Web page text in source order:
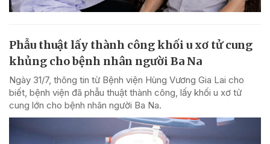
Phẫu thuật lấy thành công khối u xơ tử cung
khủng cho bệnh nhân người Ba Na
Ngày 31/7, thông tin từ Bệnh viện Hùng Vương Gia Lai cho
biết, bệnh viện đã phẫu thuật thành công, lấy khối u xơ tử
cung lớn cho bệnh nhân người Ba Na.